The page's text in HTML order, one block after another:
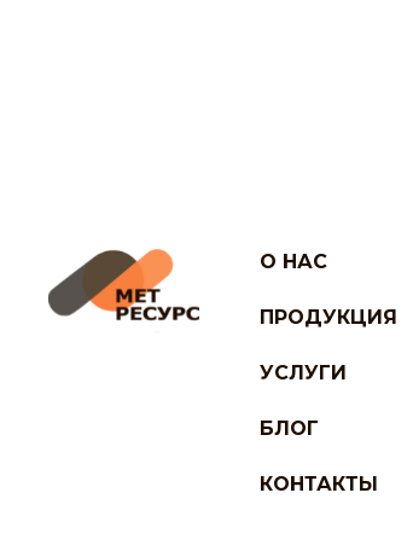
О НАС
ПРОДУКЦИЯ
УСЛУГИ
БЛОГ
КОНТАКТЫ